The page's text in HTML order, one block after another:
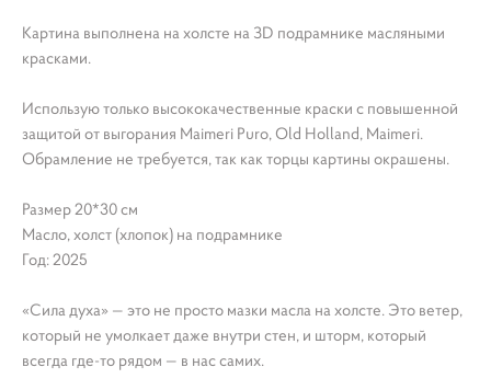
Картина выполнена на холсте на ЗD подрамнике масляными
красками.
Использую только высококачественные краски с повышенной
защитой от выгорания Maimeri Puro, Old Holland, Maimeri.
Обрамление не требуется, так как торцы картины окрашены.
Размер 20*30 см
Масло, холст (хлопок) на подрамнике
Год: 2025
«Сила духа» — это не просто мазки масла на холсте. Это ветер,
который не умолкает даже внутри стен, и шторм, который
всегда где-то рядом — в нас самих.